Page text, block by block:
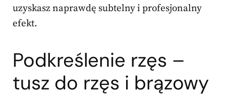
uzyskasz naprawdę subtelny i profesjonalny
efekt.
Podkreślenie rzęs –
tusz do rzęs i brązowy